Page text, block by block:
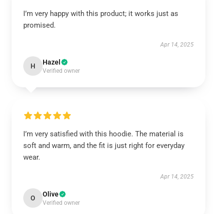
I’m very happy with this product; it works just as
promised.
Apr 14, 2025
H Hazel
Verified owner
I’m very satisfied with this hoodie. The material is
soft and warm, and the fit is just right for everyday
wear.
Apr 14, 2025
O Olive
Verified owner